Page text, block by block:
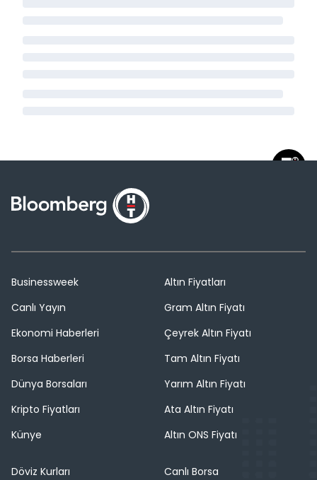
Businessweek
Canlı Yayın
Ekonomi Haberleri
Borsa Haberleri
Dünya Borsaları
Kripto Fiyatları
Künye
Altın Fiyatları
Gram Altın Fiyatı
Çeyrek Altın Fiyatı
Tam Altın Fiyatı
Yarım Altın Fiyatı
Ata Altın Fiyatı
Altın ONS Fiyatı
Döviz Kurları
Canlı Borsa